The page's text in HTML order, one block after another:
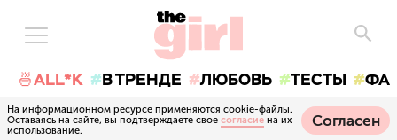
🍜ALL*K В ТРЕНДЕ ЛЮБОВЬ ТЕСТЫ
На информационном ресурсе применяются cookie-файлы.
Оставаясь на сайте, вы подтверждаете свое согласие на их
использование.
Согласен